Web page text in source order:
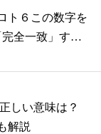
ト６この数字を
全一致」する
しい意味は？
解説